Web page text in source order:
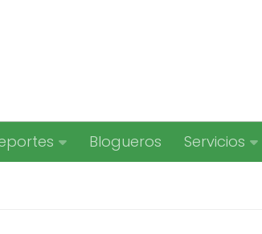
Blogueros Servicios